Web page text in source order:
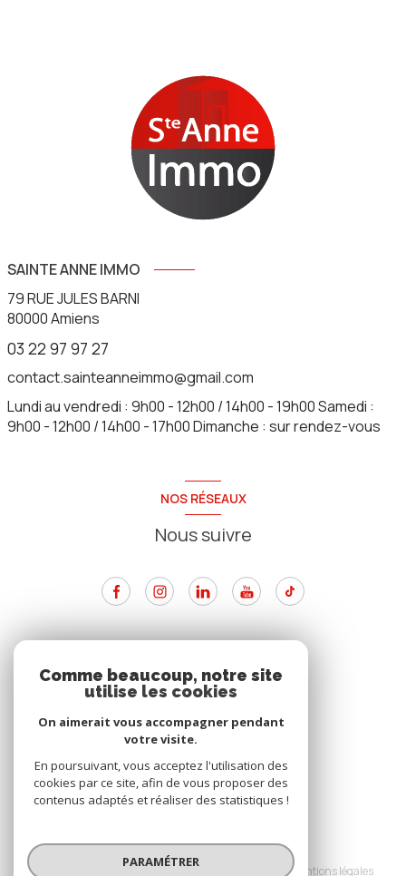
SAINTE ANNE IMMO
79 RUE JULES BARNI
80000Amiens
03 22 97 97 27
contact.sainteanneimmo@gmail.com
Lundi au vendredi : 9h00 - 12h00 / 14h00 - 19h00 Samedi :
9h00 - 12h00 / 14h00 - 17h00 Dimanche : sur rendez-vous
NOS RÉSEAUX
Nous suivre
Nous adhérons
© 2026 | Tous droits réservés
Nos partenaires
Nos honoraires Mentions légales
Comme beaucoup, notre site
utilise les cookies
On aimerait vous accompagner pendant
votre visite.
En poursuivant, vous acceptez l'utilisation des
cookies par ce site, afin de vous proposer des
contenus adaptés et réaliser des statistiques !
PARAMÉTRER